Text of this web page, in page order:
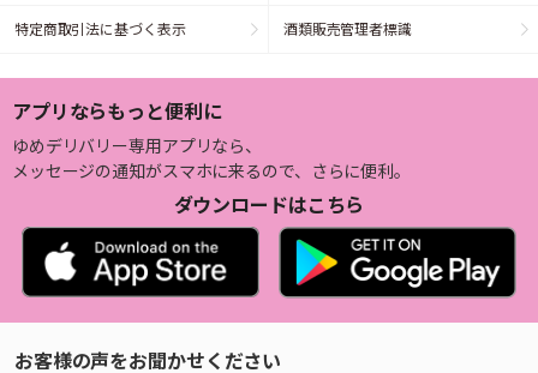
特定商取引法に基づく表示 酒類販売管理者標識
アプリならもっと便利に
ゆめデリバリー専用アプリなら、
メッセージの通知がスマホに来るので、さらに便利。
ダウンロードはこちら
お客様の声をお聞かせください